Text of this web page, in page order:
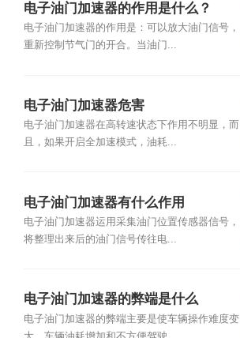
电子油门加速器的作用是什么？
电子油门加速器的作用是：可以放大油门信号，
重新控制节气门的开合。当油门...
电子油门加速器危害
电子油门加速器在高转速状态下作用不明显，而
且，如果开启全加速模式，油耗...
电子油门加速器有什么作用
电子油门加速器运用采集油门位置传感器信号，
将整理出来后的油门信号传往电...
电子油门加速器的弊端是什么
电子油门加速器的弊端主要是使车辆操作难度变